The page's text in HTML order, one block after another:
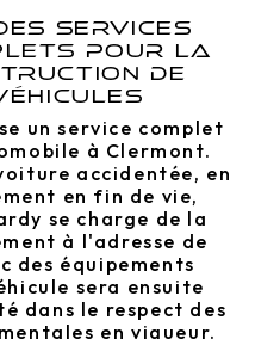
SERVICES
POUR LA
DE
un service complet
à Clermont.
accidentée, en
en fin de vie,
se charge de la
à l'adresse de
des équipements
sera ensuite
dans le respect des
en vigueur.